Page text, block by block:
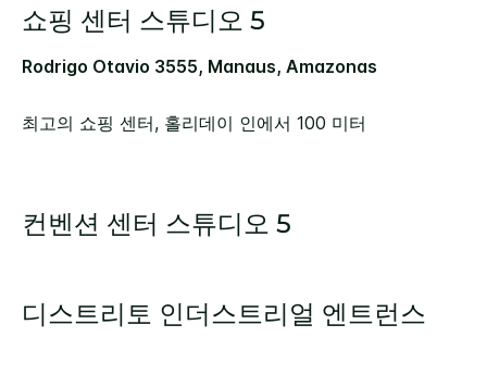
쇼핑 센터 스튜디오 5
Rodrigo Otavio 3555, Manaus, Amazonas
최고의 쇼핑 센터, 홀리데이 인에서 100 미터
컨벤션 센터 스튜디오 5
디스트리토 인더스트리얼 엔트런스